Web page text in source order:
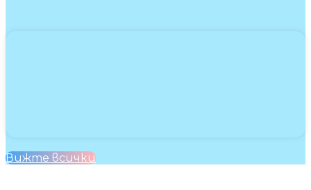
Вижте всички